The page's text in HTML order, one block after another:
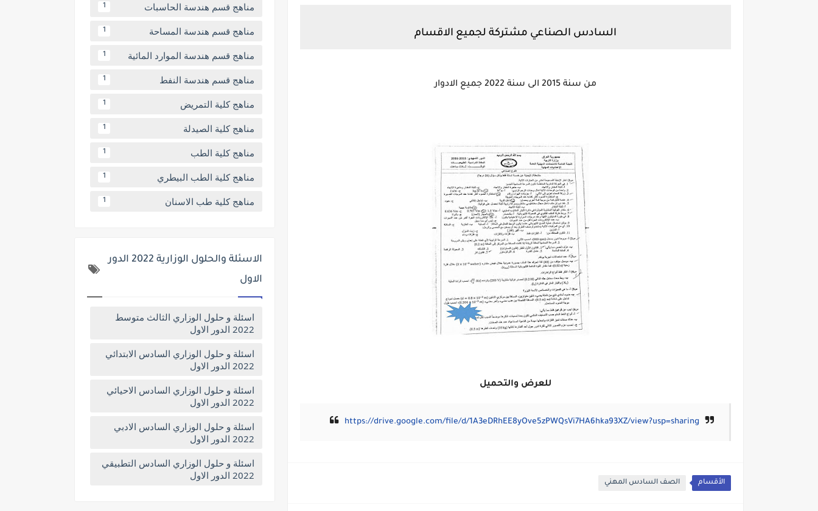
السادس الصناعي مشتركة لجميع الاقسام
من سنة 2015 الى سنة 2022 جميع الادوار
للعرض والتحميل
https://drive.google.com/file/d/1A3eDRhEE8yOve5zPWQsVi7HA6hka93XZ/view?usp=sharing
الأقسام الصف السادس المهني
مناهج قسم هندسة الحاسبات 1
مناهج قسم هندسة المساحة 1
مناهج قسم هندسة الموارد المائية 1
مناهج قسم هندسة النفط 1
مناهج كلية التمريض 1
مناهج كلية الصيدلة 1
مناهج كلية الطب 1
مناهج كلية الطب البيطري 1
مناهج كلية طب الاسنان 1
الاسئلة والحلول الوزارية 2022 الدور
الاول
اسئلة و حلول الوزاري الثالث متوسط
2022 الدور الاول
اسئلة و حلول الوزاري السادس الابتدائي
2022 الدور الاول
اسئلة و حلول الوزاري السادس الاحيائي
2022 الدور الاول
اسئلة و حلول الوزاري السادس الادبي
2022 الدور الاول
اسئلة و حلول الوزاري السادس التطبيقي
2022 الدور الاول